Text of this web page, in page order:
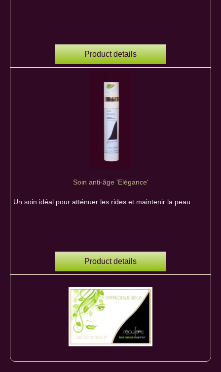
Product details
Soin anti-âge 'Elégance'
Un soin idéal pour atténuer les rides et maintenir la peau ...
Product details